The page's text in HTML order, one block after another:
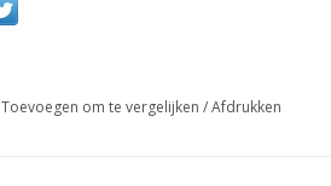
Toevoegen om te vergelijken /Afdrukken